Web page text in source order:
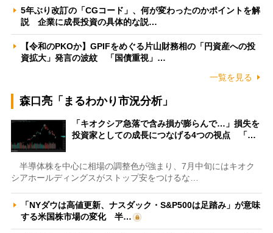
5年ぶり改訂の「CGコード」、何が変わったのかポイントを解
説 企業に成長投資の具体的な説…
【令和のPKOか】GPIFをめぐる片山財務相の「円資産への投
資拡大」発言の波紋 「国債重視」…
一覧を見る
森口亮「まるわかり市況分析」
「キオクシア急落で含み損が膨らんで…」損失を
投資家としての成長につなげる4つの視点 「…
半導体株を中心に相場の調整色が強まり、7月中旬にはキオク
シアホールディングスがストップ安をつけるな…
「NYダウは高値更新、ナスダック・S&P500は足踏み」が意味
する米国株市場の変化 半…